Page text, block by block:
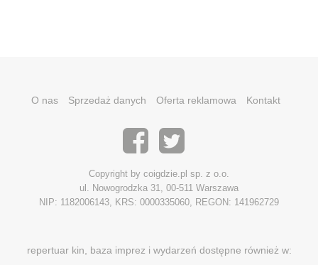
O nas Sprzedaż danych Oferta reklamowa Kontakt
Copyright by coigdzie.pl sp. z o.o.
ul. Nowogrodzka 31, 00-511 Warszawa
NIP: 1182006143, KRS: 0000335060, REGON: 141962729
repertuar kin, baza imprez i wydarzeń dostępne również w: